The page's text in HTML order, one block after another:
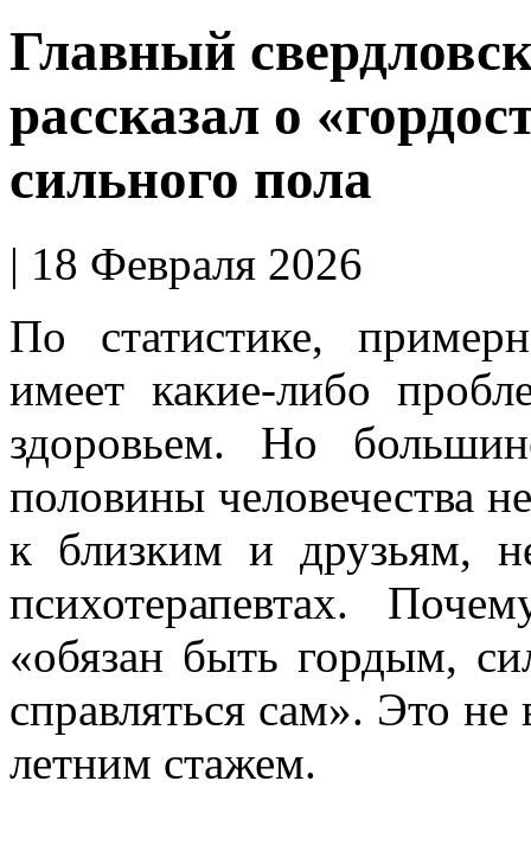
Главный
рассказал о
сильного пола
| 18 Февраля 2026
По статистике,
имеет какие-либо
здоровьем. Но
половины человечества
к близким и друзьям,
психотерапевтах.
«обязан быть гордым,
справляться сам». Это не
летним стажем.